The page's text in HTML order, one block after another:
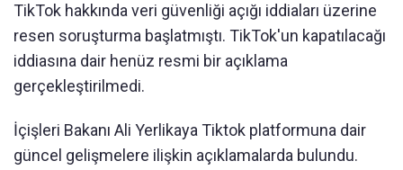
TikTok hakkında veri güvenliği açığı iddiaları üzerine
resen soruşturma başlatmıştı. TikTok'un kapatılacağı
iddiasına dair henüz resmi bir açıklama
gerçekleştirilmedi.
İçişleri Bakanı Ali Yerlikaya Tiktok platformuna dair
güncel gelişmelere ilişkin açıklamalarda bulundu.